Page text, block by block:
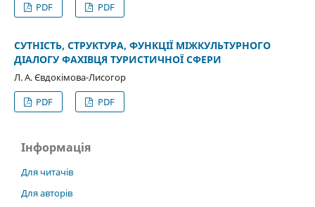
PDF
PDF
СУТНІСТЬ, СТРУКТУРА, ФУНКЦІЇ МІЖКУЛЬТУРНОГО
ДІАЛОГУ ФАХІВЦЯ ТУРИСТИЧНОЇ СФЕРИ
Л. А. Євдокімова-Лисогор
PDF
PDF
Інформація
Для читачів
Для авторів